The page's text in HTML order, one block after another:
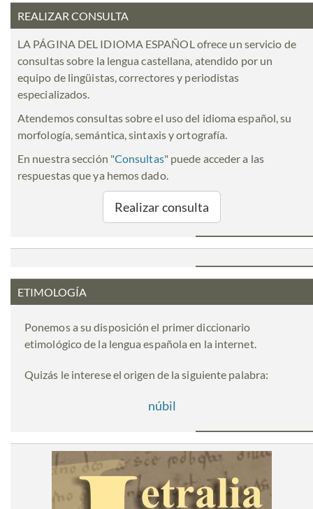
REALIZAR CONSULTA
LA PÁGINA DEL IDIOMA ESPAÑOL ofrece un servicio de
consultas sobre la lengua castellana, atendido por un
equipo de lingüistas, correctores y periodistas
especializados.
Atendemos consultas sobre el uso del idioma español, su
morfología, semántica, sintaxis y ortografía.
En nuestra sección "Consultas" puede acceder a las
respuestas que ya hemos dado.
Realizar consulta
ETIMOLOGÍA
Ponemos a su disposición el primer diccionario
etimológico de la lengua española en la internet.
Quizás le interese el origen de la siguiente palabra:
núbil